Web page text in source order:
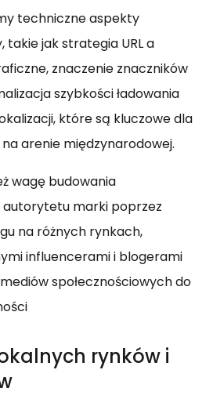
techniczne aspekty
jak strategia URL a
znaczenie znaczników
szybkości ładowania
które są kluczowe dla
arenie międzynarodowej.
wagę budowania
marki poprzez
na różnych rynkach,
influencerami i blogerami
społecznościowych do
rynków i